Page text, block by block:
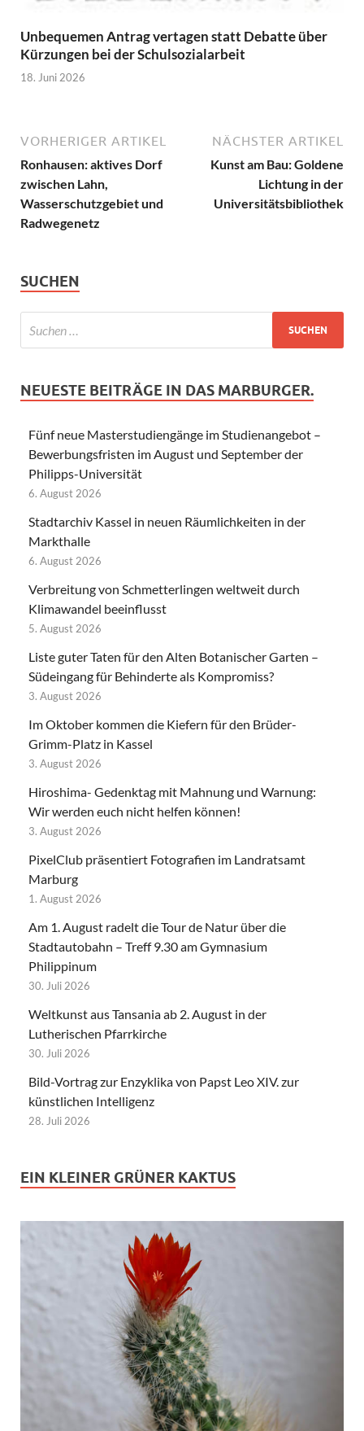
Unbequemen Antrag vertagen statt Debatte über
Kürzungen bei der Schulsozialarbeit
18. Juni 2026
VORHERIGER ARTIKEL
Ronhausen: aktives Dorf
zwischen Lahn,
Wasserschutzgebiet und
Radwegenetz
NÄCHSTER ARTIKEL
Kunst am Bau: Goldene
Lichtung in der
Universitätsbibliothek
SUCHEN
NEUESTE BEITRÄGE IN DAS MARBURGER.
Fünf neue Masterstudiengänge im Studienangebot –
Bewerbungsfristen im August und September der
Philipps-Universität
6. August 2026
Stadtarchiv Kassel in neuen Räumlichkeiten in der
Markthalle
6. August 2026
Verbreitung von Schmetterlingen weltweit durch
Klimawandel beeinflusst
5. August 2026
Liste guter Taten für den Alten Botanischer Garten –
Südeingang für Behinderte als Kompromiss?
3. August 2026
Im Oktober kommen die Kiefern für den Brüder-
Grimm-Platz in Kassel
3. August 2026
Hiroshima- Gedenktag mit Mahnung und Warnung:
Wir werden euch nicht helfen können!
3. August 2026
PixelClub präsentiert Fotografien im Landratsamt
Marburg
1. August 2026
Am 1. August radelt die Tour de Natur über die
Stadtautobahn – Treff 9.30 am Gymnasium
Philippinum
30. Juli 2026
Weltkunst aus Tansania ab 2. August in der
Lutherischen Pfarrkirche
30. Juli 2026
Bild-Vortrag zur Enzyklika von Papst Leo XIV. zur
künstlichen Intelligenz
28. Juli 2026
EIN KLEINER GRÜNER KAKTUS